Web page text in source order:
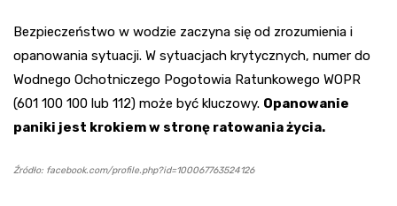
Bezpieczeństwo w wodzie zaczyna się od zrozumienia i
opanowania sytuacji. W sytuacjach krytycznych, numer do
Wodnego Ochotniczego Pogotowia Ratunkowego WOPR
(601 100 100 lub 112) może być kluczowy. Opanowanie
paniki jest krokiem w stronę ratowania życia.
Źródło: facebook.com/profile.php?id=100067763524126